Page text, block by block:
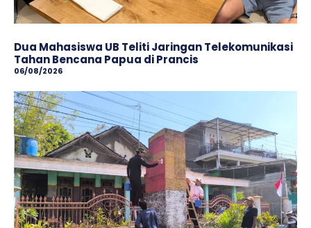
Dua Mahasiswa UB Teliti Jaringan Telekomunikasi
Tahan Bencana Papua di Prancis
06/08/2026